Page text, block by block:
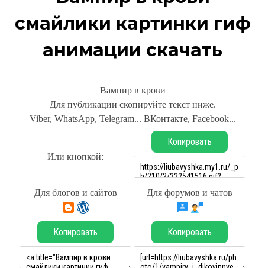
смайлики картинки гиф
анимации скачать
Вампир в крови
Для публикации скопируйте текст ниже.
Viber, WhatsApp, Telegram... ВКонтакте, Facebook...
Или кнопкой:
Копировать
Для блогов и сайтов Для форумов и чатов
Копировать Копировать